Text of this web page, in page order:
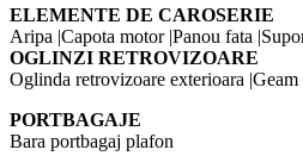
ELEMENTE DE CAROSERIE
Aripa |Capota motor |Panou fata
OGLINZI RETROVIZOARE
Oglinda retrovizoare exterioara
PORTBAGAJE
Bara portbagaj plafon